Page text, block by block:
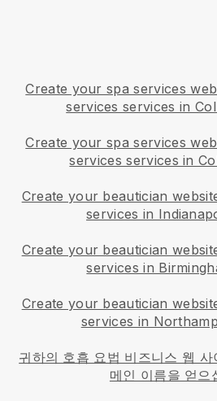
Create your spa services
services services in
Create your spa services
services services in
Create your beautician
services in
Create your beautician
services in
Create your beautician
services in
귀하의 호흡 요법 비즈니스 웹
메인 이름을 얻으